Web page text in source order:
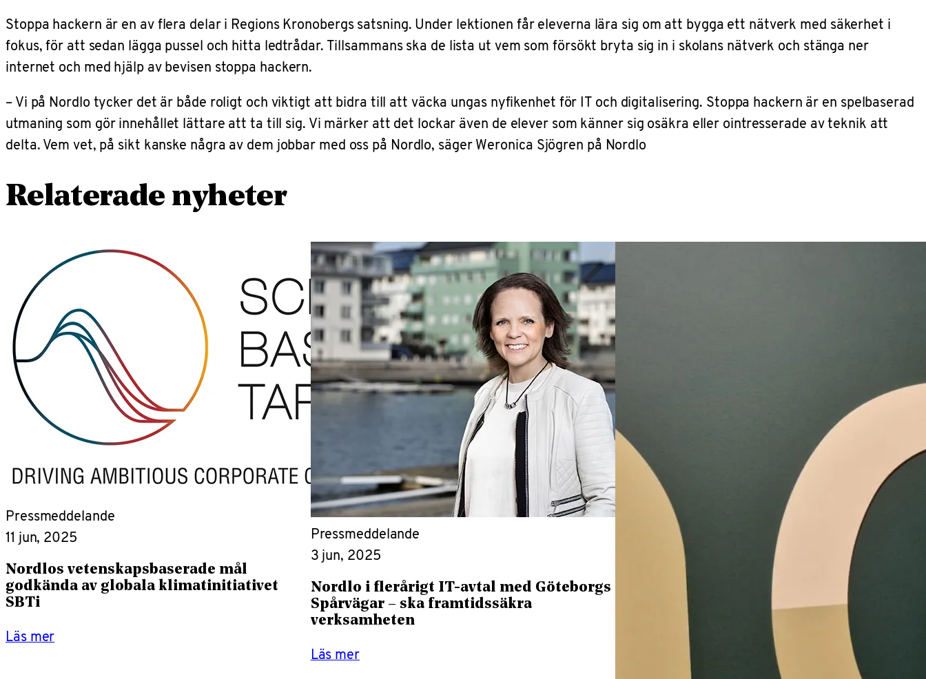
Stoppa hackern är en av flera delar i Regions Kronobergs satsning. Under lektionen får eleverna lära sig om att bygga ett nätverk med säkerhet i
fokus, för att sedan lägga pussel och hitta ledtrådar. Tillsammans ska de lista ut vem som försökt bryta sig in i skolans nätverk och stänga ner
internet och med hjälp av bevisen stoppa hackern.
– Vi på Nordlo tycker det är både roligt och viktigt att bidra till att väcka ungas nyfikenhet för IT och digitalisering. Stoppa hackern är en spelbaserad
utmaning som gör innehållet lättare att ta till sig. Vi märker att det lockar även de elever som känner sig osäkra eller ointresserade av teknik att
delta. Vem vet, på sikt kanske några av dem jobbar med oss på Nordlo, säger Weronica Sjögren på Nordlo
Relaterade nyheter
Pressmeddelande
11 jun, 2025
Nordlos vetenskapsbaserade mål
godkända av globala klimatinitiativet
SBTi
Läs mer
Pressmeddelande
3 jun, 2025
Nordlo i flerårigt IT-avtal med Göteborgs
Spårvägar – ska framtidssäkra
verksamheten
Läs mer